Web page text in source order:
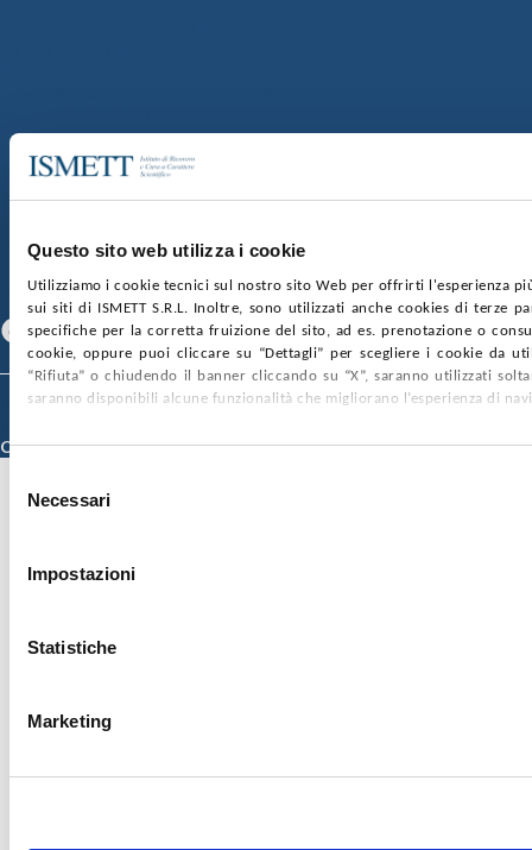
Questo sito web utilizza i cookie
Utilizziamo i cookie tecnici sul nostro sito Web per offrirti l'esperienza
sui siti di ISMETT S.R.L. Inoltre, sono utilizzati anche cookies di terze
specifiche per la corretta fruizione del sito, ad es. prenotazione o
cookie, oppure puoi cliccare su “Dettagli” per scegliere i cookie da
“Rifiuta” o chiudendo il banner cliccando su “X”, saranno utilizzati
saranno disponibili alcune funzionalità che migliorano l’esperienza di
delNecessari
Impostazioni
Statistiche
Marketing
SOCIETÀ TRASPARENTE
GARE E CONTRATTIPRIVACYCOOKIE POLICY
CONTATTI
SEGUICI SU
Facebook Linkedin Youtube
© 2026 ISMETT (Istituto Mediterraneo per i Trapianti e Terapie ad Alta
Credits